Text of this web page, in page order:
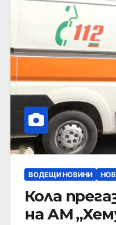
ВОДЕЩИ НОВИНИ
Кола
на АМ